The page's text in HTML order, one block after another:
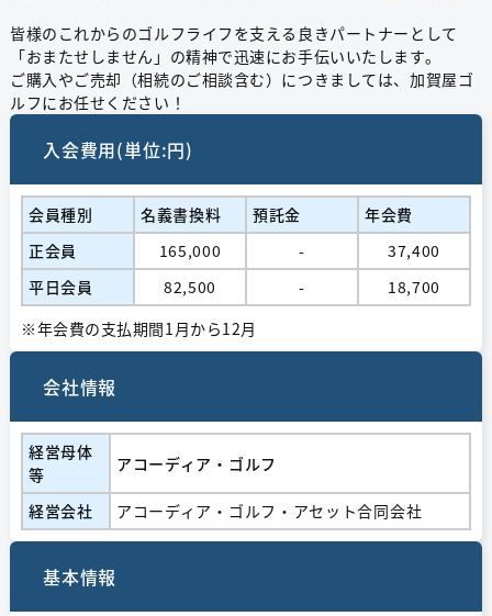
皆様のこれからのゴルフライフを支える良きパートナーとして
「おまたせしません」の精神で迅速にお手伝いいたします。
ご購入やご売却（相続のご相談含む）につきましては、加賀屋ゴ
ルフにお任せください！
入会費用(単位:円)
会員種別 名義書換料 預託金
年会費
正会員
165,000 -
37,400
平日会員
82,500 -
18,700
※年会費の支払期間1月から12月
会社情報
経営⺟体
等
アコーディア・ゴルフ
経営会社 アコーディア・ゴルフ・アセット合同会社
基本情報